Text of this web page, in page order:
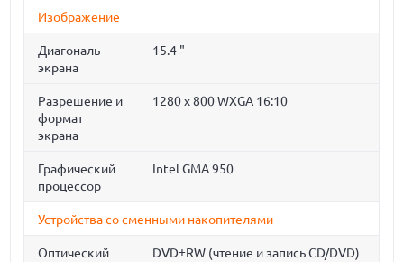
Изображение
Диагональ
экрана
15.4 "
Разрешение и
формат
экрана
1280 x 800 WXGA 16:10
Графический
процессор
Intel GMA 950
Устройства со сменными накопителями
Оптический
DVD±RW (чтение и запись CD/DVD)